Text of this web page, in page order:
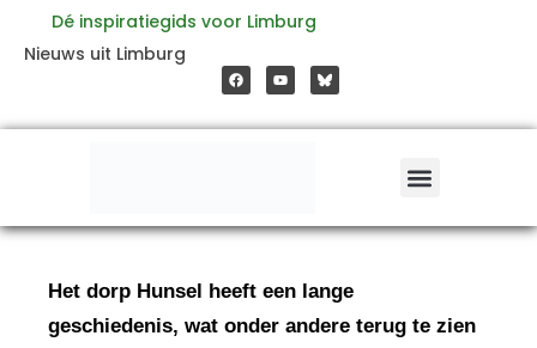
inhoud
Dé inspiratiegids voor Limburg
Nieuws uit Limburg
a
c
e
o
o
o
u
t
b
e
Het dorp Hunsel heeft een lange
geschiedenis, wat onder andere terug te zien